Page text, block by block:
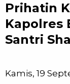
Prihatin
Kapolres
Santri
Kamis, 19